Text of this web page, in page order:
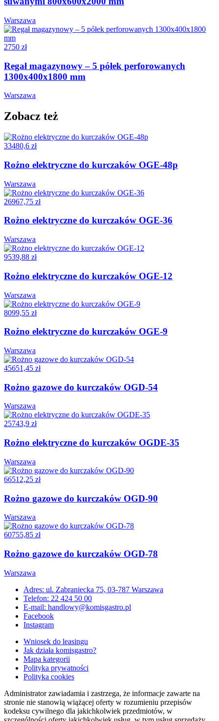
Warszawa
2750 zł
Regał magazynowy – 5 półek perforowanych
1300x400x1800 mm
Warszawa
Zobacz też
33480,6 zł
Rożno elektryczne do kurczaków OGE-48p
Warszawa
26967,75 zł
Rożno elektryczne do kurczaków OGE-36
Warszawa
9539,88 zł
Rożno elektryczne do kurczaków OGE-12
Warszawa
8099,55 zł
Rożno elektryczne do kurczaków OGE-9
Warszawa
45651,45 zł
Rożno gazowe do kurczaków OGD-54
Warszawa
25743,9 zł
Rożno elektryczne do kurczaków OGDE-35
Warszawa
66512,25 zł
Rożno gazowe do kurczaków OGD-90
Warszawa
60755,85 zł
Rożno gazowe do kurczaków OGD-78
Warszawa
Adres: ul. Zabraniecka 75, 03-787 Warszawa
Telefon: 22 424 50 00
E-mail: handlowy@komisgastro.pl
Facebook
Instagram
Wniosek do leasingu
Jak działa komisgastro?
Mapa kategorii
Polityka prywatności
Polityka cookies
Administrator zawiadamia i zastrzega, że informacje zawarte na
stronie nie stanowią wiążącej oferty w rozumieniu przepisów
kodeksu cywilnego dla jakichkolwiek przedmiotów, w